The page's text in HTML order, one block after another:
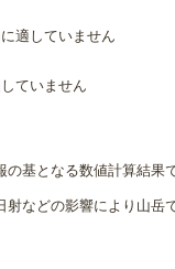
適していません
ていません
基となる数値計算結果
などの影響により山